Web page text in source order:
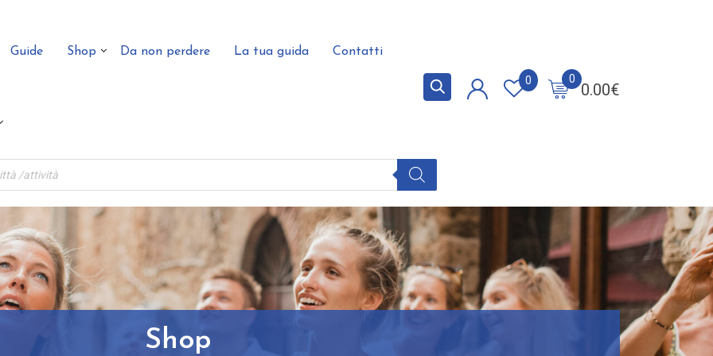
Guide Shop Da non perdere La tua guida Contatti
0.00€
0
0
Shop